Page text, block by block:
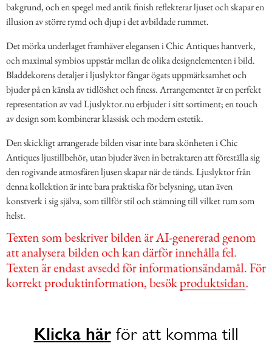
bakgrund, och en spegel med antik finish reflekterar ljuset och skapar en
illusion av större rymd och djup i det avbildade rummet.
Det mörka underlaget framhäver elegansen i Chic Antiques hantverk,
och maximal symbios uppstår mellan de olika designelementen i bild.
Bladdekorens detaljer i ljuslyktor fångar ögats uppmärksamhet och
bjuder på en känsla av tidlöshet och finess. Arrangementet är en perfekt
representation av vad Ljuslyktor.nu erbjuder i sitt sortiment; en touch
av design som kombinerar klassisk och modern estetik.
Den skickligt arrangerade bilden visar inte bara skönheten i Chic
Antiques ljustillbehör, utan bjuder även in betraktaren att föreställa sig
den rogivande atmosfären ljusen skapar när de tänds. Ljuslyktor från
denna kollektion är inte bara praktiska för belysning, utan även
konstverk i sig själva, som tillför stil och stämning till vilket rum som
helst.
Klicka härför att komma till